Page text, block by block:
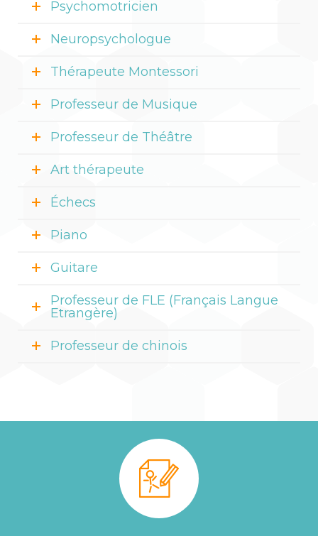
Psychomotricien
Neuropsychologue
Thérapeute Montessori
Professeur de Musique
Professeur de Théâtre
Art thérapeute
Échecs
Piano
Guitare
Professeur de FLE (Français Langue
Etrangère)
Professeur de chinois